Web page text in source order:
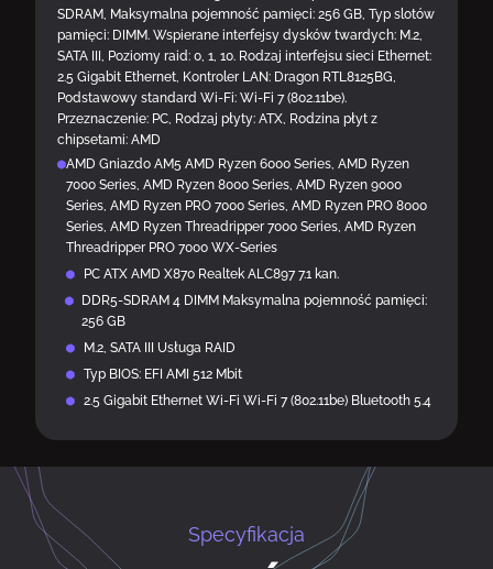
SDRAM, Maksymalna pojemność pamięci: 256 GB, Typ slotów
pamięci: DIMM. Wspierane interfejsy dysków twardych: M.2,
SATA III, Poziomy raid: 0, 1, 10. Rodzaj interfejsu sieci Ethernet:
2.5 Gigabit Ethernet, Kontroler LAN: Dragon RTL8125BG,
Podstawowy standard Wi-Fi: Wi-Fi 7 (802.11be).
Przeznaczenie: PC, Rodzaj płyty: ATX, Rodzina płyt z
chipsetami: AMD
AMD Gniazdo AM5 AMD Ryzen 6000 Series, AMD Ryzen
7000 Series, AMD Ryzen 8000 Series, AMD Ryzen 9000
Series, AMD Ryzen PRO 7000 Series, AMD Ryzen PRO 8000
Series, AMD Ryzen Threadripper 7000 Series, AMD Ryzen
Threadripper PRO 7000 WX-Series
PC ATX AMD X870 Realtek ALC897 7.1 kan.
DDR5-SDRAM 4 DIMM Maksymalna pojemność pamięci:
256 GB
M.2, SATA III Usługa RAID
Typ BIOS: EFI AMI 512 Mbit
2.5 Gigabit Ethernet Wi-Fi Wi-Fi 7 (802.11be) Bluetooth 5.4
Specyfikacja